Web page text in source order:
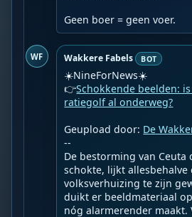
Geen boer = geen voer.
WF Wakkere Fabels BOT
☀️NineForNews☀️
👉Schokkende beelden:
ratiegolf al onderweg?
Geupload door: De
--
De bestorming van Ceuta
schokte, lijkt allesbehalve
volksverhuizing te zijn
duikt er beeldmateriaal
nóg alarmerender maakt.